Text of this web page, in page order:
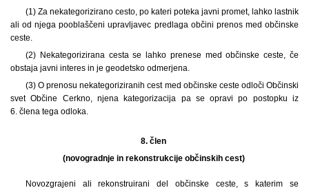
(1) Za nekategorizirano cesto, po kateri poteka javni promet, lahko lastnik
ali od njega pooblaščeni upravljavec predlaga občini prenos med občinske
ceste.
(2) Nekategorizirana cesta se lahko prenese med občinske ceste, če
obstaja javni interes in je geodetsko odmerjena.
(3) O prenosu nekategoriziranih cest med občinske ceste odloči Občinski
svet Občine Cerkno, njena kategorizacija pa se opravi po postopku iz
6. člena tega odloka.
8. člen
(novogradnje in rekonstrukcije občinskih cest)
Novozgrajeni ali rekonstruirani del občinske ceste, s katerim se